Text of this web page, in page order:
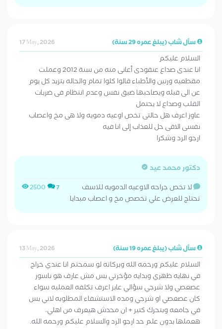
سأل شاب (يبلغ عمره 29 سنة) 17 May, 2026
السلام عليكم
انا عندى صداع عنقودى أعانى منه من سنة 2012 وعملت
مقطعيه ورنين والأطباء قالوا كلوا تمام والحاله بتزيد كل يوم
عن الى قبله ويصاحبها ضيق نفس وعدم انتظام فى ضربات
القلب وصداع لا يحتمل
عاوز اعرف هل حالتى تخص اوعيه دمويه ولا هى مخ واعصاب
نفسى الاقى حل للعذاب إلى انا فيه
ارجو الرد وشكرا
دكتور محمد عيد
2500 7
لا تخص جراحه الاوعيه الدمويه للاسف
تحتاج للعرض علي تخصص مخ و اعصاب مبدايا
سأل شاب (يبلغ عمره 19 سنة) 13 May, 2026
السلام عليكم ورحمه الله وبركاته لو سمحتم انا عندي خراج
في نهايه ظهري وبدايه مؤخرتي بس مش عارف هو ناسور
عصعصي ولا شرجي سؤالي عايز اعرف تكلفه العمليه سواء
كان عصعصي او شرجي ومده الاستشفاء المطلوبه لاني بس
في جامعه وبتحرك كتير + ان محدش هيعرف من اهلي،
هعملها بدون علم حد ارجو الرد والسلام عليكم ورحمه الله.